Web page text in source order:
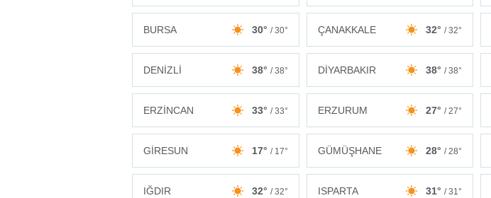
BURSA 30° / 30° ÇANAKKALE 32° / 32°
DENİZLİ 38° / 38° DİYARBAKIR 38° / 38°
ERZİNCAN 33° / 33° ERZURUM 27° / 27°
GİRESUN 17° / 17° GÜMÜŞHANE 28° / 28°
IĞDIR 32° / 32° ISPARTA 31° / 31°